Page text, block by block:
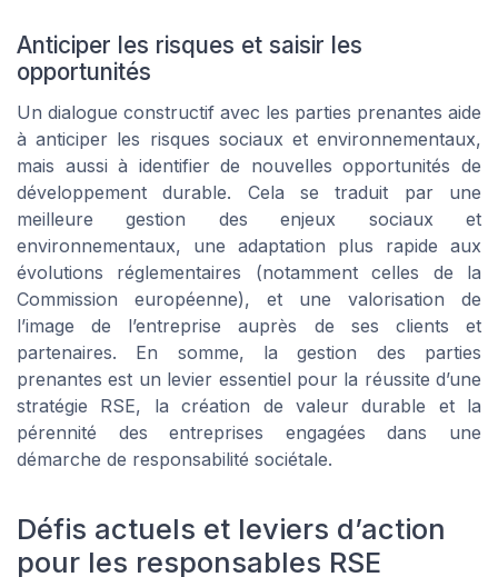
Anticiper les risques et saisir les
opportunités
Un dialogue constructif avec les parties prenantes aide
à anticiper les risques sociaux et environnementaux,
mais aussi à identifier de nouvelles opportunités de
développement durable. Cela se traduit par une
meilleure gestion des enjeux sociaux et
environnementaux, une adaptation plus rapide aux
évolutions réglementaires (notamment celles de la
Commission européenne), et une valorisation de
l’image de l’entreprise auprès de ses clients et
partenaires. En somme, la gestion des parties
prenantes est un levier essentiel pour la réussite d’une
stratégie RSE, la création de valeur durable et la
pérennité des entreprises engagées dans une
démarche de responsabilité sociétale.
Défis actuels et leviers d’action
pour les responsables RSE